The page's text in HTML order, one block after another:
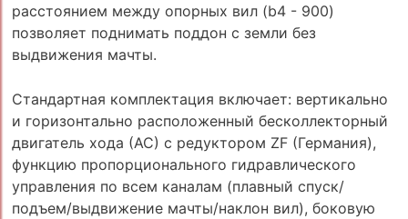
расстоянием между опорных вил (b4 - 900)
позволяет поднимать поддон с земли без
выдвижения мачты.
Стандартная комплектация включает: вертикально
и горизонтально расположенный бесколлекторный
двигатель хода (АС) с редуктором ZF (Германия),
функцию пропорционального гидравлического
управления по всем каналам (плавный спуск/
подъем/выдвижение мачты/наклон вил), боковую